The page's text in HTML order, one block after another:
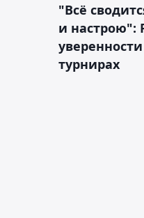
"Всё
и настрою":
турнирах